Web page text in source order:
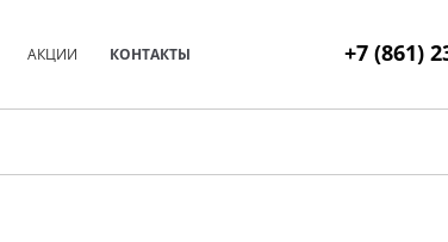
АКЦИИ КОНТАКТЫ +7 (861)